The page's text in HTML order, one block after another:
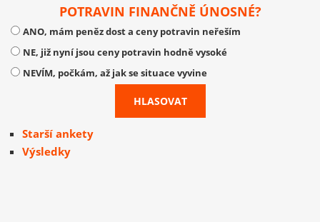
POTRAVIN FINANČNĚ ÚNOSNÉ?
ANO, mám peněz dost a ceny potravin neřeším
NE, již nyní jsou ceny potravin hodně vysoké
NEVÍM, počkám, až jak se situace vyvine
Starší ankety
Výsledky